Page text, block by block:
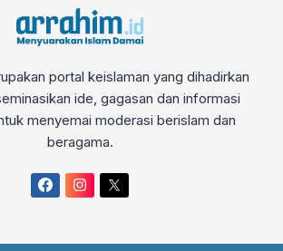
portal keislaman yang dihadirkan
ide, gagasan dan informasi
menyemai moderasi berislam dan
beragama.